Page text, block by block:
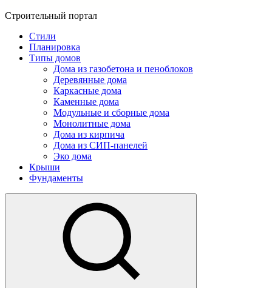
Строительный портал
Стили
Планировка
Типы домов
Дома из газобетона и пеноблоков
Деревянные дома
Каркасные дома
Каменные дома
Модульные и сборные дома
Монолитные дома
Дома из кирпича
Дома из СИП-панелей
Эко дома
Крыши
Фундаменты